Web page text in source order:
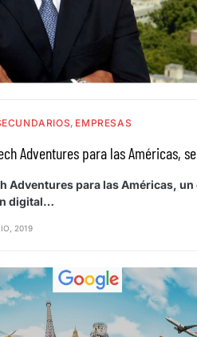
EMPRESAS
Adventures para las Américas,
Adventures para las Américas,
digital…
2019